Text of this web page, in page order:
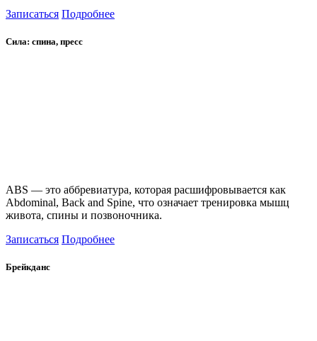
Записаться Подробнее
Сила: спина, пресс
ABS — это аббревиатура, которая расшифровывается как
Abdominal, Back and Spine, что означает тренировка мышц
живота, спины и позвоночника.
Записаться Подробнее
Брейкданс